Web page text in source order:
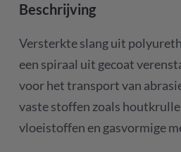
Beschrijving
Versterkte slang uit
een spiraal uit gecoat
voor het transport van
vaste stoffen zoals
vloeistoffen en gasvormige